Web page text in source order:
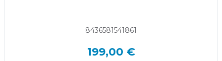
8436581541861
199,00 €